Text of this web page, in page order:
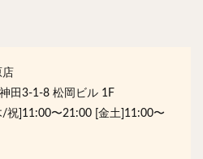
店
田3-1-8 松岡ビル 1F
祝]11:00〜21:00 [金土]11:00〜